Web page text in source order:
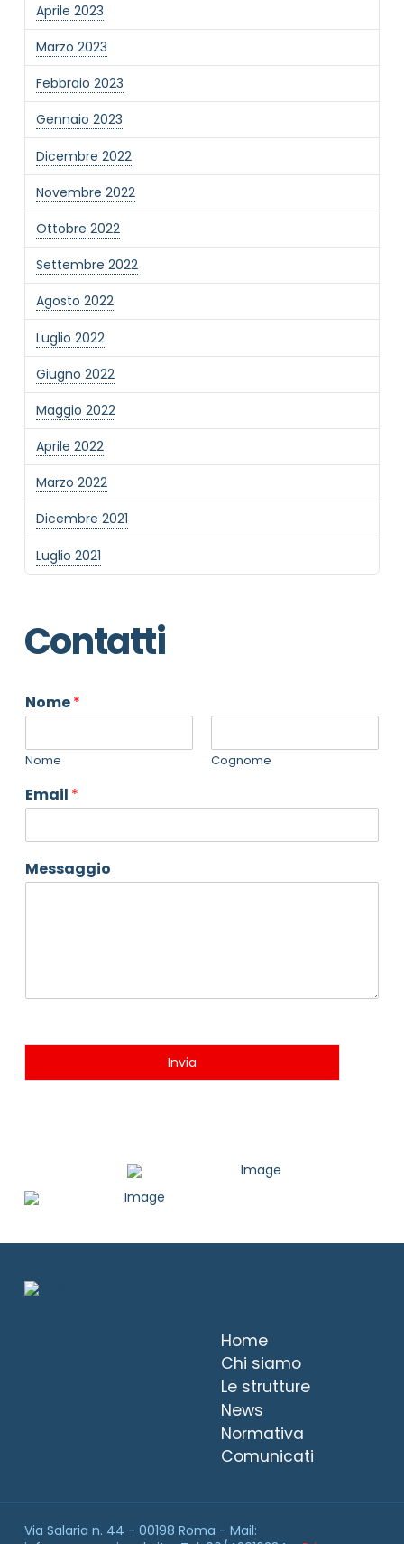
Aprile 2023
Marzo 2023
Febbraio 2023
Gennaio 2023
Dicembre 2022
Novembre 2022
Ottobre 2022
Settembre 2022
Agosto 2022
Luglio 2022
Giugno 2022
Maggio 2022
Aprile 2022
Marzo 2022
Dicembre 2021
Luglio 2021
Contatti
Nome*
Nome Cognome
Email *
Messaggio
Invia
Home
Chi siamo
Le strutture
News
Normativa
Comunicati
Via Salaria n. 44 - 00198 Roma - Mail: